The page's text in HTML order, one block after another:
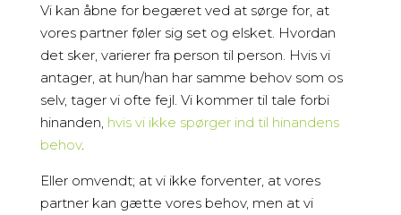
Vi kan åbne for begæret ved at sørge for, at
vores partner føler sig set og elsket. Hvordan
det sker, varierer fra person til person. Hvis vi
antager, at hun/han har samme behov som os
selv, tager vi ofte fejl. Vi kommer til tale forbi
hinanden, hvis vi ikke spørger ind til hinandens
behov.
Eller omvendt; at vi ikke forventer, at vores
partner kan gætte vores behov, men at vi